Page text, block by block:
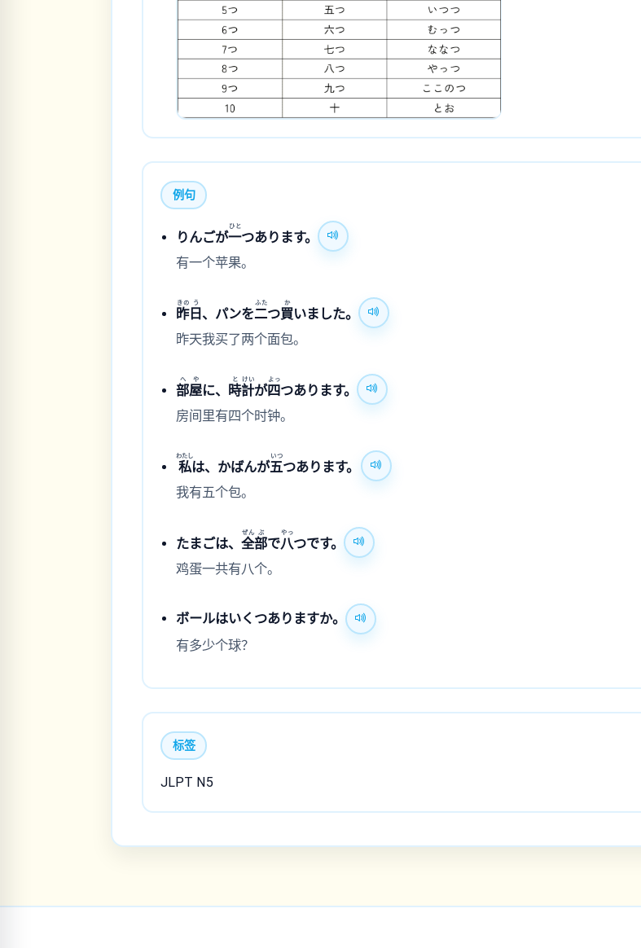
例句
りんごが一
ひと
つあります。
有一个苹果。
昨
きの
日
う
、パンを二
ふた
つ買
か
いました。
昨天我买了两个面包。
部
へ
屋
や
に、 時
と
計
けい
が四
よっ
つあります。
房间里有四个时钟。
私
わたし
は、かばんが五
いつ
つあります。
我有五个包。
たまごは、全
ぜん
部
ぶ
で八
やっ
つです。
鸡蛋一共有八个。
ボールはいくつありますか。
有多少个球？
标签
JLPT N5